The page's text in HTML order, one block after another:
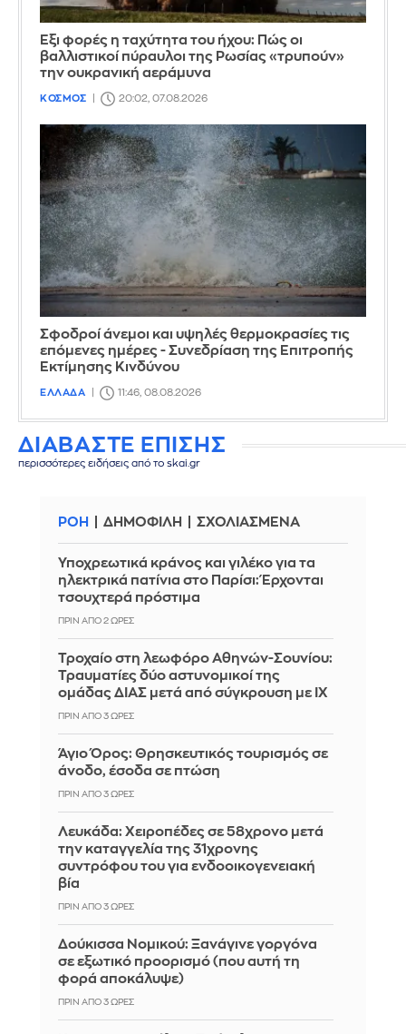
Έξι φορές η ταχύτητα του ήχου: Πώς οι
βαλλιστικοί πύραυλοι της Ρωσίας «τρυπούν»
την ουκρανική αεράμυνα
ΚΟΣΜΟΣ 20:02, 07.08.2026
Σφοδροί άνεμοι και υψηλές θερμοκρασίες τις
επόμενες ημέρες - Συνεδρίαση της Επιτροπής
Εκτίμησης Κινδύνου
ΕΛΛΑΔΑ 11:46, 08.08.2026
ΔΙΑΒΑΣΤΕ ΕΠΙΣΗΣ
περισσότερες ειδήσεις από το skai.gr
ΡΟΗ ΔΗΜΟΦΙΛΗ ΣΧΟΛΙΑΣΜΕΝΑ
Υποχρεωτικά κράνος και γιλέκο για τα
ηλεκτρικά πατίνια στο Παρίσι: Έρχονται
τσουχτερά πρόστιμα
ΠΡΙΝ ΑΠΌ 2 ΏΡΕΣ
Τροχαίο στη λεωφόρο Αθηνών-Σουνίου:
Τραυματίες δύο αστυνομικοί της
ομάδας ΔΙΑΣ μετά από σύγκρουση με ΙΧ
ΠΡΙΝ ΑΠΌ 3 ΏΡΕΣ
Άγιο Όρος: Θρησκευτικός τουρισμός σε
άνοδο, έσοδα σε πτώση
ΠΡΙΝ ΑΠΌ 3 ΏΡΕΣ
Λευκάδα: Χειροπέδες σε 58χρονο μετά
την καταγγελία της 31χρονης
συντρόφου του για ενδοοικογενειακή
βία
ΠΡΙΝ ΑΠΌ 3 ΏΡΕΣ
Δούκισσα Νομικού: Ξανάγινε γοργόνα
σε εξωτικό προορισμό (που αυτή τη
φορά αποκάλυψε)
ΠΡΙΝ ΑΠΌ 3 ΏΡΕΣ